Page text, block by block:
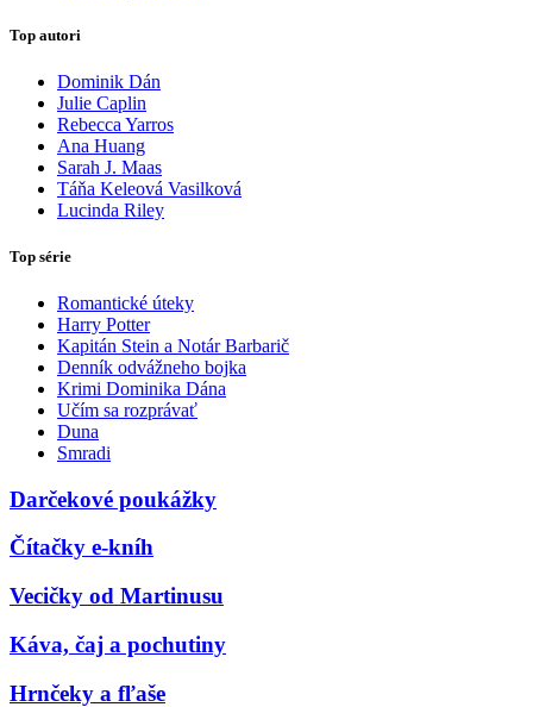
Top autori
Dominik Dán
Julie Caplin
Rebecca Yarros
Ana Huang
Sarah J. Maas
Táňa Keleová Vasilková
Lucinda Riley
Top série
Romantické úteky
Harry Potter
Kapitán Stein a Notár Barbarič
Denník odvážneho bojka
Krimi Dominika Dána
Učím sa rozprávať
Duna
Smradi
Darčekové poukážky
Čítačky e-kníh
Vecičky od Martinusu
Káva, čaj a pochutiny
Hrnčeky a fľaše